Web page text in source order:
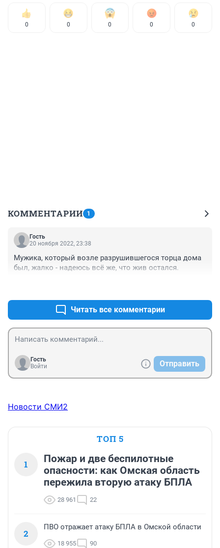
0 0 0 0 0
КОММЕНТАРИИ 1
Гость
20 ноября 2022, 23:38
Мужика, который возле разрушившегося торца дома
был, жалко - надеюсь всё же, что жив остался.
Читать все комментарии
Гость
Войти
Отправить
Новости СМИ2
ТОП 5
1
Пожар и две беспилотные
опасности: как Омская область
пережила вторую атаку БПЛА
28 961 22
2
ПВО отражает атаку БПЛА в Омской области
18 955 90